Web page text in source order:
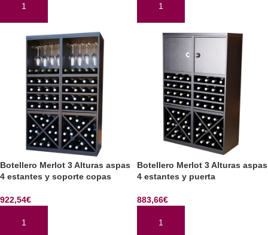
AÑADIR AL CARRITO AÑADIR AL CARRITO
Botellero Merlot 3 Alturas aspas
4 estantes y soporte copas
922,54€
AÑADIR AL CARRITO
Botellero Merlot 3 Alturas aspas
4 estantes y puerta
883,66€
AÑADIR AL CARRITO